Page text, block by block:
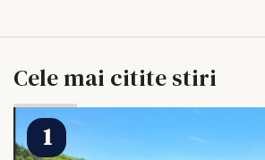
Cele mai citite stiri